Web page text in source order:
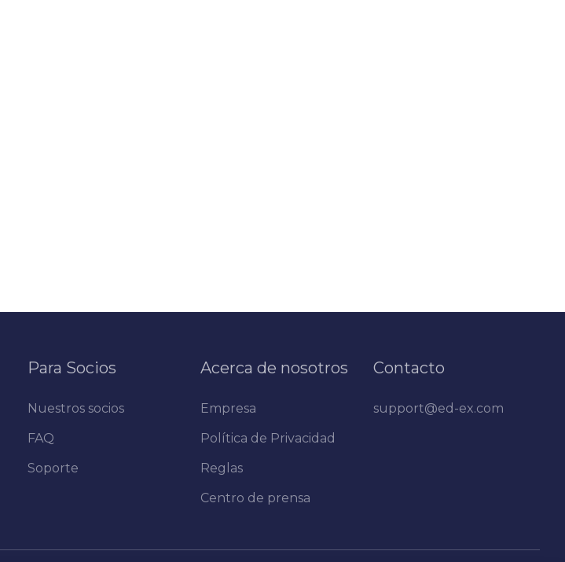
Para Socios
Nuestros socios
FAQ
Soporte
Acerca de nosotros
Empresa
Política de Privacidad
Reglas
Centro de prensa
Contacto
support@ed-ex.com